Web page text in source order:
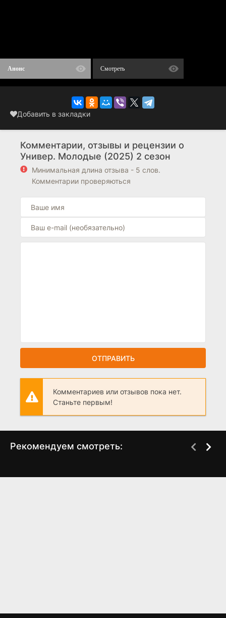
Анонс Смотреть
Добавить в закладки
Комментарии, отзывы и рецензии о
Универ. Молодые (2025) 2 сезон
Минимальная длина отзыва - 5 слов.
Комментарии проверяються
ОТПРАВИТЬ
Комментариев или отзывов пока нет.
Станьте первым!
Рекомендуем смотреть: